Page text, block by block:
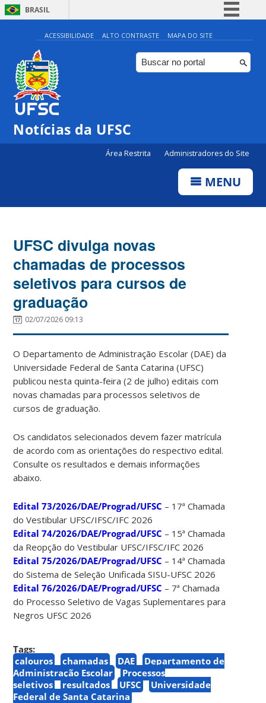
BRASIL
Simplifique!
Comunica BR
Participe
ACESSIBILIDADE ALTO CONTRASTE MAPA DO SITE
Notícias da UFSC
Área Restrita Administradores do Site
MENU
UFSC divulga novas
chamadas de processos
seletivos para cursos de
graduação
02/07/2026 09:13
O Departamento de Administração Escolar (DAE) da
Universidade Federal de Santa Catarina (UFSC)
publicou nesta quinta-feira (2 de julho) editais com
novas chamadas para processos seletivos de
cursos de graduação.
Os candidatos selecionados devem fazer matrícula
de acordo com as orientações do respectivo edital.
Consulte os resultados e demais informações
abaixo.
Edital 73/2026/DAE/Prograd/UFSC – 17ª Chamada
do Vestibular UFSC/IFSC/IFC 2026
Edital 74/2026/DAE/Prograd/UFSC – 15ª Chamada
da Reopção do Vestibular UFSC/IFSC/IFC 2026
Edital 75/2026/DAE/Prograd/UFSC – 14ª Chamada
do Sistema de Seleção Unificada SISU-UFSC 2026
Edital 76/2026/DAE/Prograd/UFSC – 7ª Chamada
do Processo Seletivo de Vagas Suplementares para
Negros UFSC 2026
Tags:
calouros
chamadas DAE
Departamento de
Administração Escolar
Processos
seletivos
resultados UFSC
Universidade
Federal de Santa Catarina